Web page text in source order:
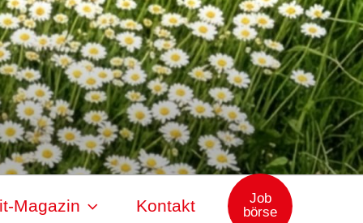
Magazin Kontakt
Job
börse